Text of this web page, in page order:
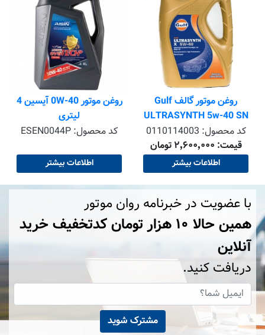
روغن موتور گالف Gulf
ULTRASYNTH 5w-40 SN
حجم 4 لیتر
کد محصول: 0110114003
قیمت: ۲٬۶۰۰٬۰۰۰ تومان
اطلاعات بیشتر
روغن موتور 0W-40 آیسین 4
لیتری
کد محصول: ESEN0044P
اطلاعات بیشتر
با عضویت در خبرنامه روان موتور
همین حالا ۱۰ هزار تومان کد‌تخفیف خرید
آنلاین
دریافت کنید.
مشترک شوید